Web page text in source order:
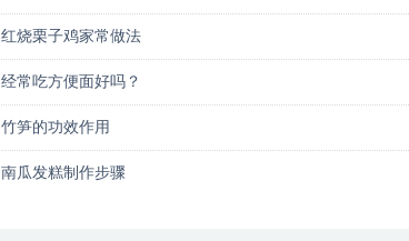
红烧栗子鸡家常做法
经常吃方便面好吗？
竹笋的功效作用
南瓜发糕制作步骤